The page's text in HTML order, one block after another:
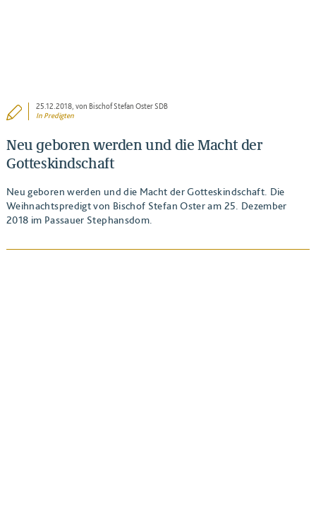
25.12.2018, von Bischof Stefan Oster SDB
In Predigten
Neu geboren werden und die Macht der
Gotteskindschaft
Neu geboren werden und die Macht der Gotteskindschaft. Die
Weihnachtspredigt von Bischof Stefan Oster am 25. Dezember
2018 im Passauer Stephansdom.